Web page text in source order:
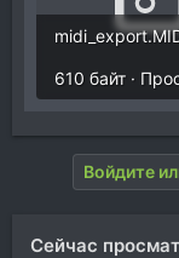
Войдите
Сейчас